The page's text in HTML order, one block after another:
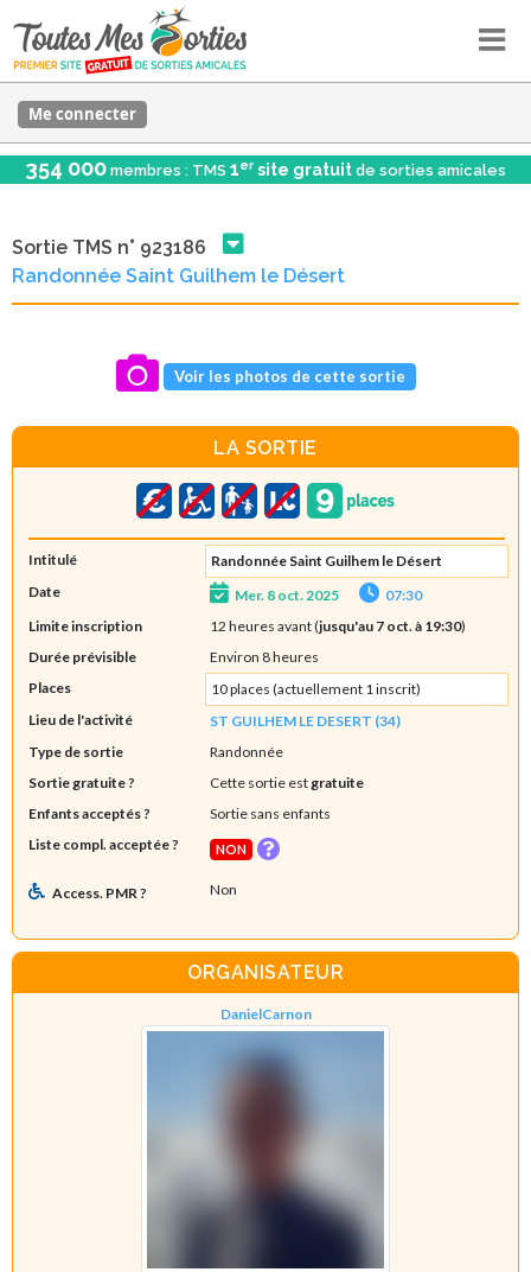
Me connecter
354 000 membres : TMS 1er site gratuit de sorties amicales
Sortie TMS n° 923186
Randonnée Saint Guilhem le Désert
Voir les photos de cette sortie
LA SORTIE
Intitulé
Randonnée Saint Guilhem le Désert
Date
Mer. 8 oct. 2025
07:30
Limite inscription
12 heures avant (jusqu'au 7 oct. à 19:30)
Durée prévisible
Environ 8 heures
Places
10 places (actuellement 1 inscrit)
Lieu de l'activité
ST GUILHEM LE DESERT (34)
Type de sortie
Randonnée
Sortie gratuite ?
Cette sortie est gratuite
Enfants acceptés ?
Sortie sans enfants
Liste compl. acceptée ?
NON
Access. PMR ? Non
ORGANISATEUR
DanielCarnon